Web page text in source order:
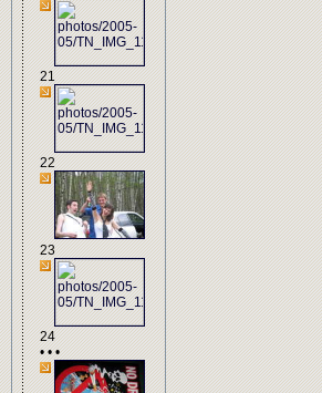
21
22
23
24
• • •